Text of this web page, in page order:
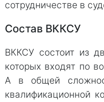
сотрудничестве в
Состав ВККСУ
ВККСУ состоит из
которых входят по
А в общей
квалификационной